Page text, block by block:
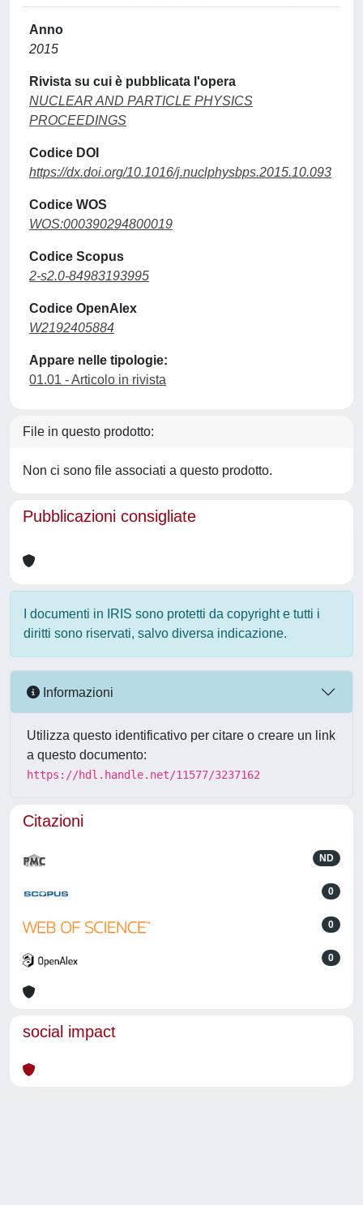
Anno
2015
Rivista su cui è pubblicata l'opera
NUCLEAR AND PARTICLE PHYSICS
PROCEEDINGS
Codice DOI
https://dx.doi.org/10.1016/j.nuclphysbps.2015.10.093
Codice WOS
WOS:000390294800019
Codice Scopus
2-s2.0-84983193995
Codice OpenAlex
W2192405884
Appare nelle tipologie:
01.01 - Articolo in rivista
File in questo prodotto:
Non ci sono file associati a questo prodotto.
Pubblicazioni consigliate
I documenti in IRIS sono protetti da copyright e tutti i
diritti sono riservati, salvo diversa indicazione.
Informazioni
Utilizza questo identificativo per citare o creare un link
a questo documento:
https://hdl.handle.net/11577/3237162
Citazioni
ND
0
0
0
social impact